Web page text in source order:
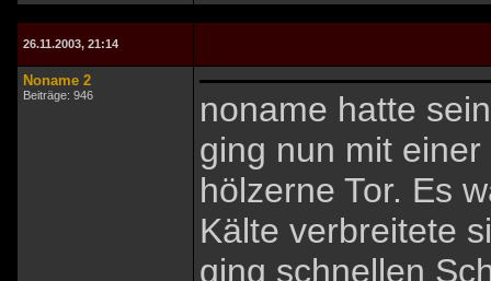
26.11.2003, 21:14
Noname 2
Beiträge: 946
noname hatte
ging nun mit
hölzerne Tor. Es
Kälte verbreitete
ging schnellen